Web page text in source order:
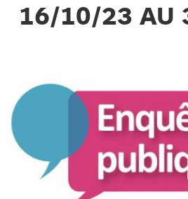
16/10/23 AU